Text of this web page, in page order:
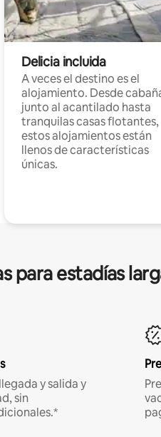
Delicia incluida
A veces el destino es el
alojamiento. Desde
junto al acantilado hasta
tranquilas casas flotantes,
estos alojamientos están
llenos de características
únicas.
para estadías
y salida y
sin